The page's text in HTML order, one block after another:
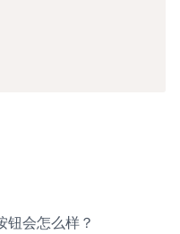
钮会怎么样？